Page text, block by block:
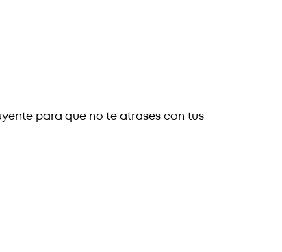
para que no te atrases con tus